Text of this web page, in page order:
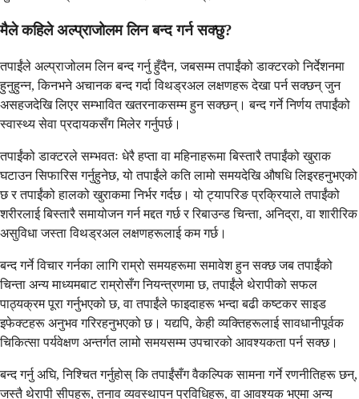
मैले कहिले अल्प्राजोलम लिन बन्द गर्न सक्छु?
तपाईंले अल्प्राजोलम लिन बन्द गर्नु हुँदैन, जबसम्म तपाईंको डाक्टरको निर्देशनमा
हुनुहुन्न, किनभने अचानक बन्द गर्दा विथड्रअल लक्षणहरू देखा पर्न सक्छन् जुन
असहजदेखि लिएर सम्भावित खतरनाकसम्म हुन सक्छन्। बन्द गर्ने निर्णय तपाईंको
स्वास्थ्य सेवा प्रदायकसँग मिलेर गर्नुपर्छ।
तपाईंको डाक्टरले सम्भवतः धेरै हप्ता वा महिनाहरूमा बिस्तारै तपाईंको खुराक
घटाउन सिफारिस गर्नुहुनेछ, यो तपाईंले कति लामो समयदेखि औषधि लिइरहनुभएको
छ र तपाईंको हालको खुराकमा निर्भर गर्दछ। यो ट्यापरिङ प्रक्रियाले तपाईंको
शरीरलाई बिस्तारै समायोजन गर्न मद्दत गर्छ र रिबाउन्ड चिन्ता, अनिद्रा, वा शारीरिक
असुविधा जस्ता विथड्रअल लक्षणहरूलाई कम गर्छ।
बन्द गर्ने विचार गर्नका लागि राम्रो समयहरूमा समावेश हुन सक्छ जब तपाईंको
चिन्ता अन्य माध्यमबाट राम्रोसँग नियन्त्रणमा छ, तपाईंले थेरापीको सफल
पाठ्यक्रम पूरा गर्नुभएको छ, वा तपाईंले फाइदाहरू भन्दा बढी कष्टकर साइड
इफेक्टहरू अनुभव गरिरहनुभएको छ। यद्यपि, केही व्यक्तिहरूलाई सावधानीपूर्वक
चिकित्सा पर्यवेक्षण अन्तर्गत लामो समयसम्म उपचारको आवश्यकता पर्न सक्छ।
बन्द गर्नु अघि, निश्चित गर्नुहोस् कि तपाईंसँग वैकल्पिक सामना गर्ने रणनीतिहरू छन्,
जस्तै थेरापी सीपहरू, तनाव व्यवस्थापन प्रविधिहरू, वा आवश्यक भएमा अन्य